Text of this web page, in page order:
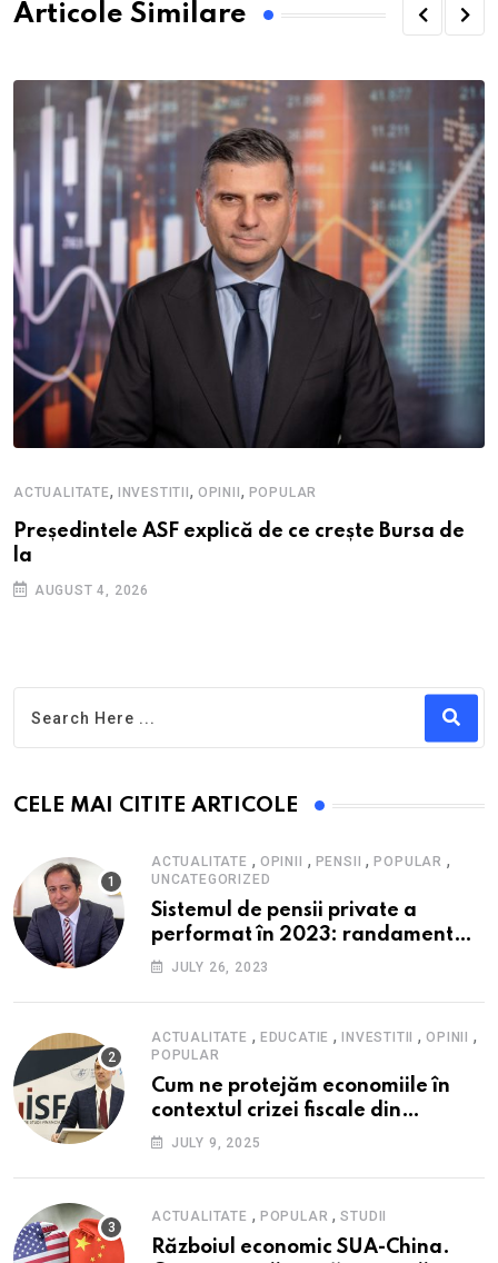
Articole Similare
ACTUALITATE, INVESTITII , OPINII , POPULAR
Președintele ASF explică de ce crește Bursa de
la
AUGUST 4, 2026
CELE MAI CITITE ARTICOLE
ACTUALITATE , OPINII , PENSII ,POPULAR ,
UNCATEGORIZED
Sistemul de pensii private a
performat în 2023: randament
peste inflație, active și plăți la
cadrul ofertei Hidroelectrica,
reziliența la crize
JULY 26, 2023
ACTUALITATE , EDUCATIE , INVESTITII ,OPINII ,
POPULAR
Cum ne protejăm economiile în
contextul crizei fiscale din
România- Valentin Ionescu,
Financiare (ISF)
JULY 9, 2025
ACTUALITATE , POPULAR ,STUDII
Războiul economic SUA-China.